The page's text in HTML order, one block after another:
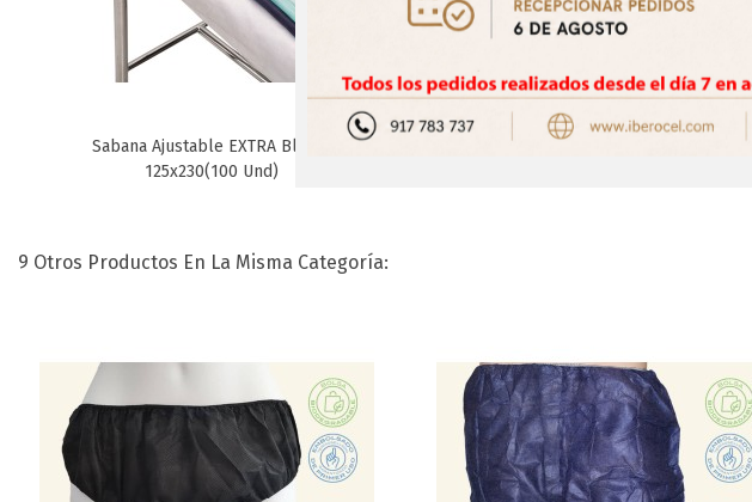
Favorito
Sabana Ajustable EXTRA Blanca
125x230(100 Und)
Cinta Muñequera Sin Numerar En Espiral
9 Otros Productos En La Misma Categoría: